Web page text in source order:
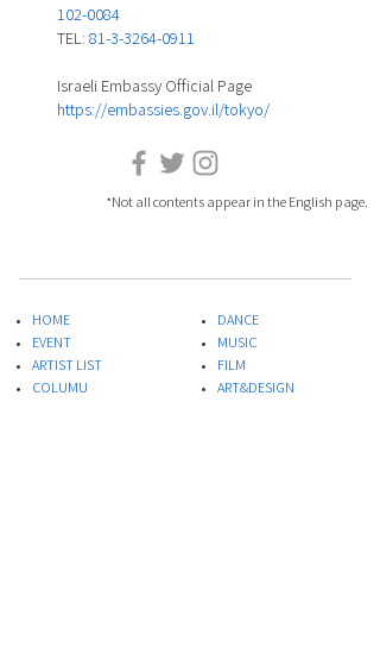
102-0084
TEL: 81-3-3264-0911
Israeli Embassy Official Page
https://embassies.gov.il/tokyo/
HOME
EVENT
ARTIST LIST
COLUMU
DANCE
MUSIC
FILM
ART&DESIGN
*Not all contents appear in the English page.